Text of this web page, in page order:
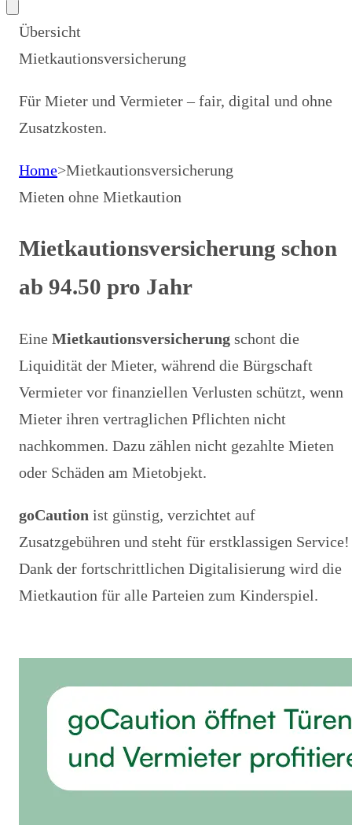
Übersicht
Mietkautionsversicherung
Für Mieter und Vermieter – fair, digital und ohne
Zusatzkosten.
Home>Mietkautionsversicherung
Mieten ohne Mietkaution
Mietkautionsversicherung schon
ab 94.50 pro Jahr
Eine Mietkautionsversicherung schont die
Liquidität der Mieter, während die Bürgschaft
Vermieter vor finanziellen Verlusten schützt, wenn
Mieter ihren vertraglichen Pflichten nicht
nachkommen. Dazu zählen nicht gezahlte Mieten
oder Schäden am Mietobjekt.
goCaution ist günstig, verzichtet auf
Zusatzgebühren und steht für erstklassigen Service!
Dank der fortschrittlichen Digitalisierung wird die
Mietkaution für alle Parteien zum Kinderspiel.